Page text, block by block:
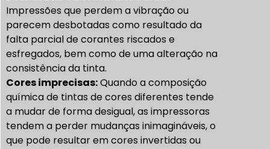
Impressões que perdem a vibração ou
parecem desbotadas como resultado da
falta parcial de corantes riscados e
esfregados, bem como de uma alteração na
consistência da tinta.
Cores imprecisas:Quando a composição
química de tintas de cores diferentes tende
a mudar de forma desigual, as impressoras
tendem a perder mudanças inimagináveis, o
que pode resultar em cores invertidas ou